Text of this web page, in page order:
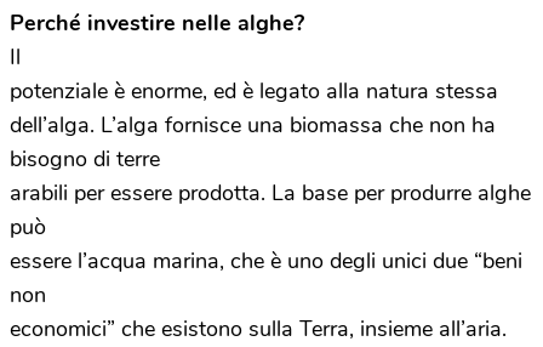
Perché investire nelle alghe?
Il
potenziale è enorme, ed è legato alla natura stessa
dell’alga. L’alga fornisce una biomassa che non ha
bisogno di terre
arabili per essere prodotta. La base per produrre alghe
può
essere l’acqua marina, che è uno degli unici due “beni
non
economici” che esistono sulla Terra, insieme all’aria.